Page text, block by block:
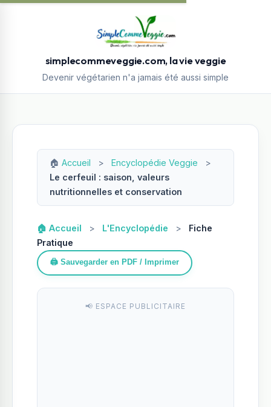
simplecommeveggie.com, la vie veggie
Devenir végétarien n'a jamais été aussi simple
🏠 Accueil > Encyclopédie Veggie
>
Le cerfeuil : saison, valeurs
nutritionnelles et conservation
🏠 Accueil > L'Encyclopédie >
Fiche
Pratique
🖨️ Sauvegarder en PDF / Imprimer
📢 ESPACE PUBLICITAIRE